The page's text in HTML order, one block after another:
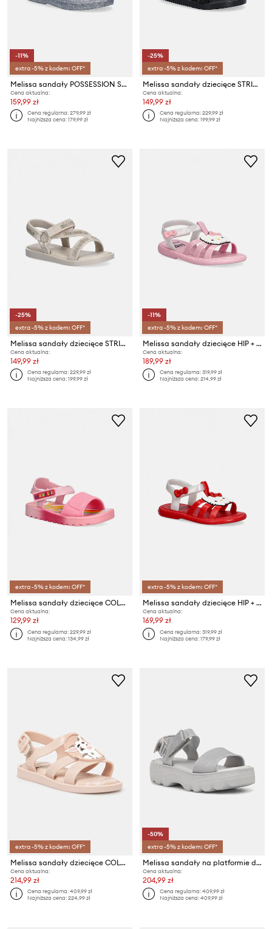
-11%
extra -5% z kodem: OFF*
Melissa sandały POSSESSION SHINY
Cena aktualna:
159,99 zł
Cena regularna:279,99 zł
Najniższa cena:179,99 zł
-25%
extra -5% z kodem: OFF*
Melissa sandały dziecięce STRIPES M LOVER BB
Cena aktualna:
149,99 zł
Cena regularna:229,99 zł
Najniższa cena:199,99 zł
-25%
extra -5% z kodem: OFF*
Melissa sandały dziecięce STRIPES M LOVER BB
Cena aktualna:
149,99 zł
Cena regularna:229,99 zł
Najniższa cena:199,99 zł
-11%
extra -5% z kodem: OFF*
Melissa sandały dziecięce HIP + HELLO KITTY AND
Cena aktualna:
189,99 zł
Cena regularna:319,99 zł
Najniższa cena:214,99 zł
extra -5% z kodem: OFF*
Melissa sandały dziecięce COLORS BB
Cena aktualna:
129,99 zł
Cena regularna:229,99 zł
Najniższa cena:134,99 zł
extra -5% z kodem: OFF*
Melissa sandały dziecięce HIP + HELLO KITTY AND
Cena aktualna:
169,99 zł
Cena regularna:319,99 zł
Najniższa cena:179,99 zł
extra -5% z kodem: OFF*
Melissa sandały dziecięce COLORLAND MOANA B
Cena aktualna:
214,99 zł
Cena regularna:409,99 zł
Najniższa cena:224,99 zł
-50%
extra -5% z kodem: OFF*
Melissa sandały na platformie dziecięce KICK OFF SANDAL
Cena aktualna:
204,99 zł
Cena regularna:409,99 zł
Najniższa cena:409,99 zł